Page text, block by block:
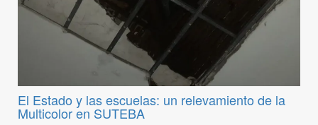
El Estado y las escuelas: un relevamiento de la
Multicolor en SUTEBA